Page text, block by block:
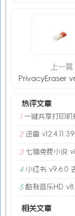
上一篇
热评文章
1 一键共享打印
2 迅雷
3 七猫免费小说
4 小红书 v9.6.0
5 酷我音乐HD
相关文章